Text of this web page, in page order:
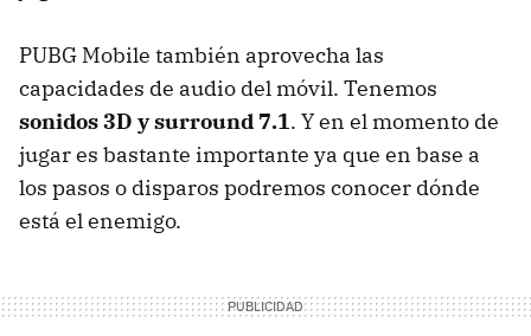
PUBG Mobile también aprovecha las
capacidades de audio del móvil. Tenemos
sonidos 3D y surround 7.1. Y en el momento de
jugar es bastante importante ya que en base a
los pasos o disparos podremos conocer dónde
está el enemigo.